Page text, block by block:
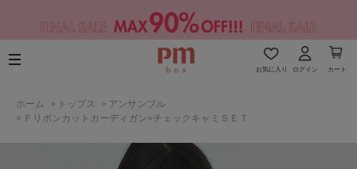
お気に入り ログイン カート
ホーム > トップス > アンサンブル
> Ｆリボンカットカーディガン×チェックキャミＳＥＴ